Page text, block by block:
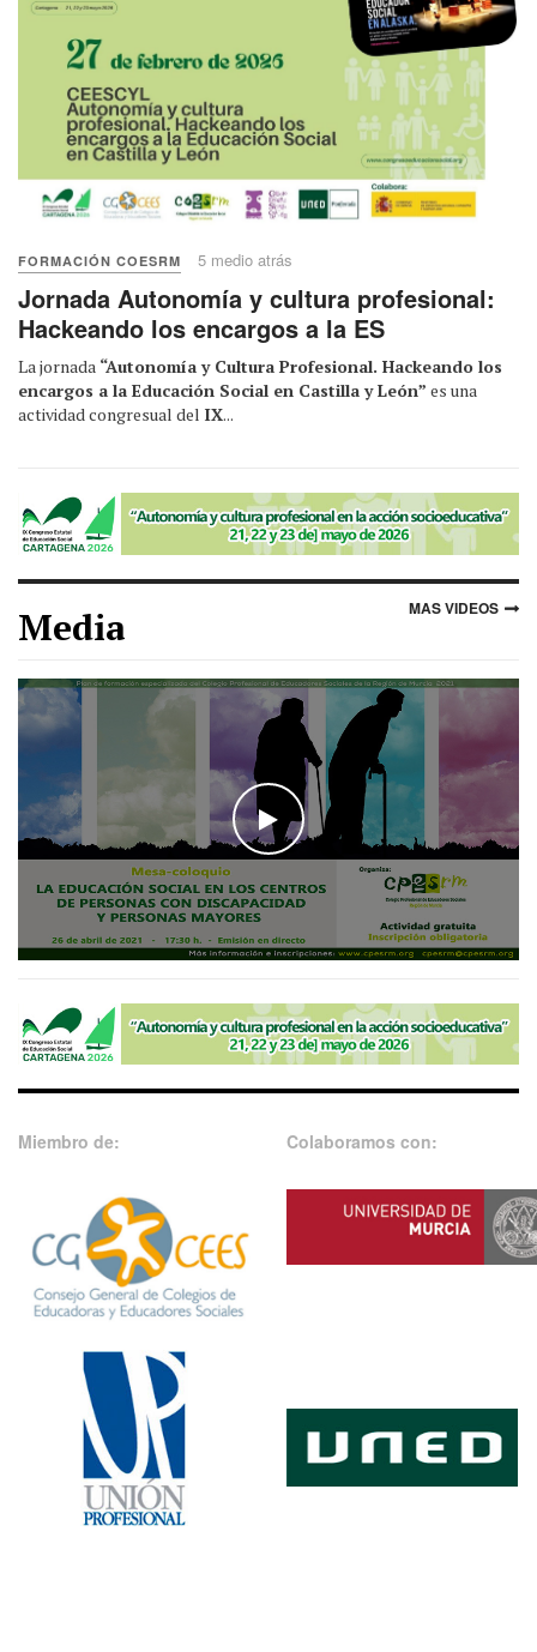
FORMACIÓN COESRM 5 medio atrás
Jornada Autonomía y cultura profesional:
Hackeando los encargos a la ES
La jornada “Autonomía y Cultura Profesional. Hackeando los
encargos a la Educación Social en Castilla y León” es una
actividad congresual del IX...
Media MAS VIDEOS
WATCH THE VIDEO
Miembro de: Colaboramos con: